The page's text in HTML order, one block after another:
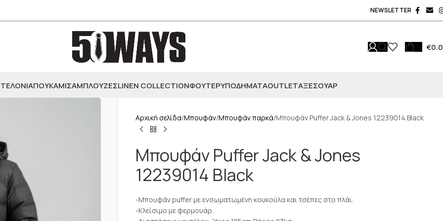
NEWSLETTER
€
ΠΟΥΚΑΜΙΣΑΜΠΛΟΥΖΕΣLINEN COLLECTIONΦΟΥΤΕΡΥΠΟΔΗΜΑΤΑOUTLETΑΞΕΣΟΥΆΡ
Αρχική σελίδα Μπουφάν Μπουφάν παρκά Μπουφάν Puffer Jack & Jones 12239014 Black
Μπουφάν Puffer Jack & Jones
12239014 Black
-Μπουφάν puffer με ενσωματωμένη κουκούλα και τσέπες στο πλάι.
-Κλείσιμο με φερμουάρ.